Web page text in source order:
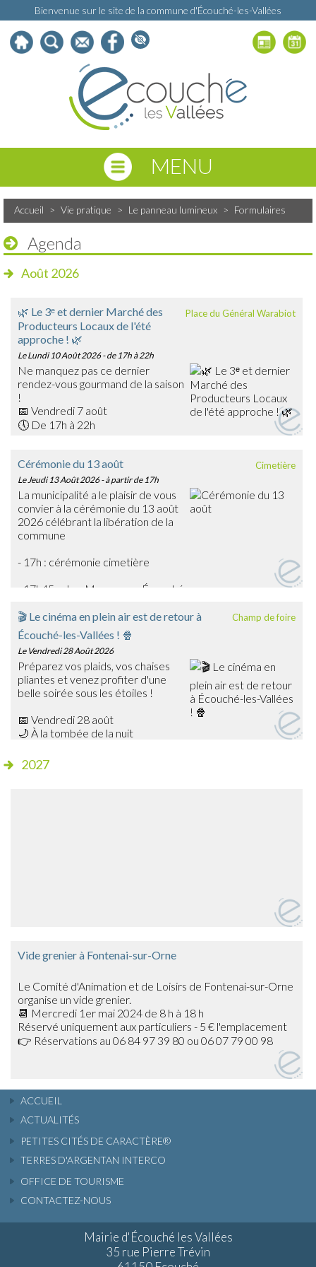
Bienvenue sur le site de la commune d'Écouché-les-Vallées
MENU
Accueil > Vie pratique > Le panneau lumineux > Formulaires
Agenda
Août 2026
Place du Général Warabiot
🌿 Le 3ᵉ et dernier Marché des
Producteurs Locaux de l'été
approche ! 🌿
Le Lundi 10 Août 2026- de 17h à 22h
Ne manquez pas ce dernier
rendez-vous gourmand de la saison
!
📅 Vendredi 7 août
🕔 De 17h à 22h
savoir-faire et faire le plein de produits frais, artisanaux et
de saison : confitures, boissons, œufs, légumes,
gourmandises… et bien d'autres trésors du terroir !
🎶 La soirée sera également animée en musique par
Emmanuel Toutain, pour une ambiance festive et
chaleureuse.
un agréable moment en famille ou entre amis et soutenir
➡️ On vous attend nombreux pour clôturer en beauté
cette belle saison des marchés !
Cimetière
Cérémonie du 13 août
Le Jeudi 13 Août 2026- à partir de 17h
La municipalité a le plaisir de vous
convier à la cérémonie du 13 août
2026 célébrant la libération de la
commune
- 17h : cérémonie cimetière
- 17h45 : char Massaoua - Écouché
Champ de foire
🎬 Le cinéma en plein air est de retour à
Écouché-les-Vallées ! 🍿
Le Vendredi 28 Août 2026
Préparez vos plaids, vos chaises
pliantes et venez profiter d'une
belle soirée sous les étoiles !
📅 Vendredi 28 août
🌙 À la tombée de la nuit
🎥 Cette année, découvrez Les Bad Guys, un film
2027
Vide grenier à Fontenai-sur-Orne
Le Comité d'Animation et de Loisirs de Fontenai-sur-Orne
organise un vide grenier.
📆 Mercredi 1er mai 2024 de 8 h à 18 h
Réservé uniquement aux particuliers - 5 € l'emplacement
👉 Réservations au 06 84 97 39 80 ou 06 07 79 00 98
ACCUEIL
ACTUALITÉS
PETITES CITÉS DE CARACTÈRE®
TERRES D'ARGENTAN INTERCO
OFFICE DE TOURISME
CONTACTEZ-NOUS
Mairie d'Écouché les Vallées
35 rue Pierre Trévin